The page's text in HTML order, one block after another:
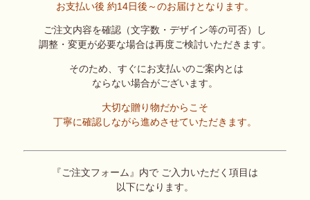
お支払い後 約14日後～のお届けとなります。
ご注文内容を確認（文字数・デザイン等の可否）し
調整・変更が必要な場合は再度ご検討いただきます。
そのため、すぐにお支払いのご案内とは
ならない場合がございます。
大切な贈り物だからこそ
丁寧に確認しながら進めさせていただきます。
『ご注文フォーム』内で ご入力いただく項目は
以下になります。